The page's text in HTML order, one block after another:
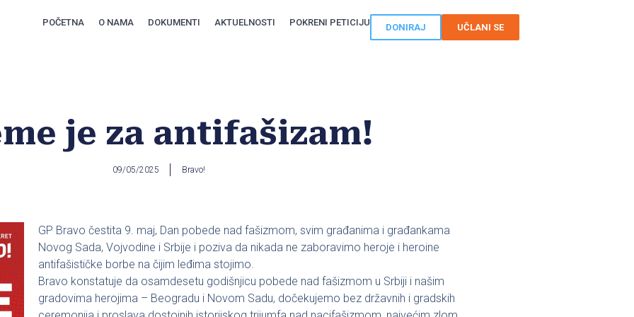
POČETNA O NAMA DOKUMENTI AKTUELNOSTI POKRENI PETICIJU DONIRAJ UČLANI SE
je za antifašizam!
09/05/2025 Bravo!
GP Bravo čestita 9. maj, Dan pobede nad fašizmom, svim građanima i građankama
Novog Sada, Vojvodine i Srbije i poziva da nikada ne zaboravimo heroje i heroine
antifašističke borbe na čijim leđima stojimo.
Bravo konstatuje da osamdesetu godišnjicu pobede nad fašizmom u Srbiji i našim
gradovima herojima – Beogradu i Novom Sadu, dočekujemo bez državnih i gradskih